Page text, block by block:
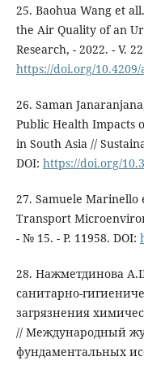
25. Baohua Wang et
the Air Quality of an
Research, - 2022. - V.
https://doi.org/10.4209/
26. Saman
Public Health Impacts
in South Asia //
DOI: https://doi.org/
27. Samuele
Transport
- № 15. - Р. 11958. DOI:
28. Нажметдинова
санитарно-
загрязнения
// Международный
фундаментальных